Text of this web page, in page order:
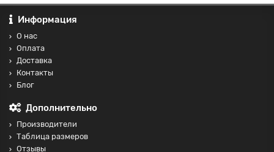
Информация
О нас
Оплата
Доставка
Контакты
Блог
Дополнительно
Производители
Таблица размеров
Отзывы